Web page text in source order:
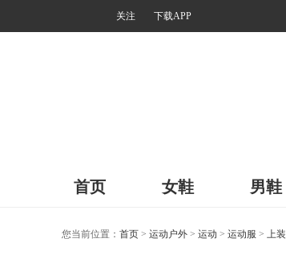
关注 下载APP
首页 女鞋 男鞋
您当前位置： 首页 > 运动户外 > 运动 > 运动服 > 上装